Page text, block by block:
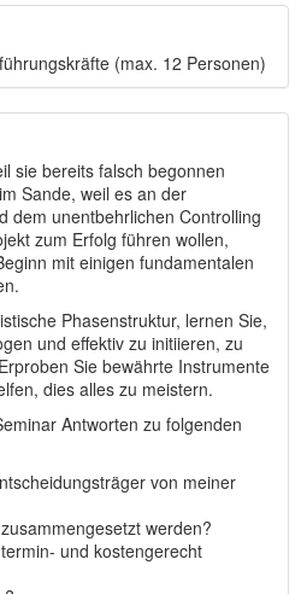
(max. 12 Personen)
sie bereits falsch begonnen
Sande, weil es an der
dem unentbehrlichen Controlling
zum Erfolg führen wollen,
mit einigen fundamentalen
Phasenstruktur, lernen Sie,
und effektiv zu initiieren, zu
Sie bewährte Instrumente
dies alles zu meistern.
Antworten zu folgenden
von meiner
werden?
und kostengerecht